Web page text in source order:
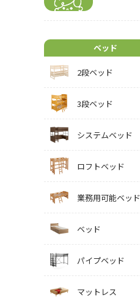
ベッド
2段ベッド
3段ベッド
システムベッド
ロフトベッド
業務用可能ベッド
ベッド
パイプベッド
マットレス